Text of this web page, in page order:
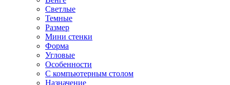
Светлые
Темные
Размер
Мини стенки
Форма
Угловые
Особенности
С компьютерным столом
Назначение